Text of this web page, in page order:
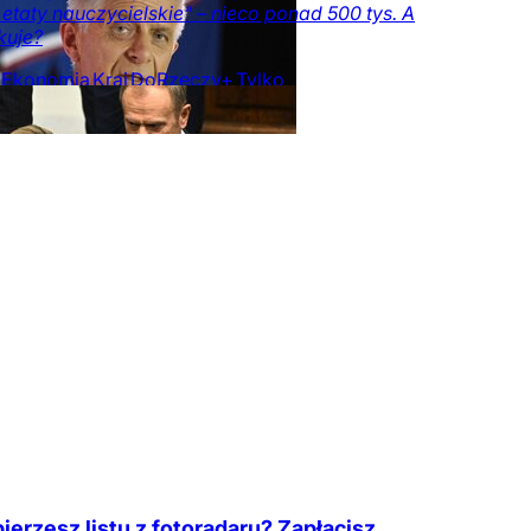
etaty nauczycielskie" – nieco ponad 500 tys. A
Ekonomia KrajDoRzeczy+ Tylko